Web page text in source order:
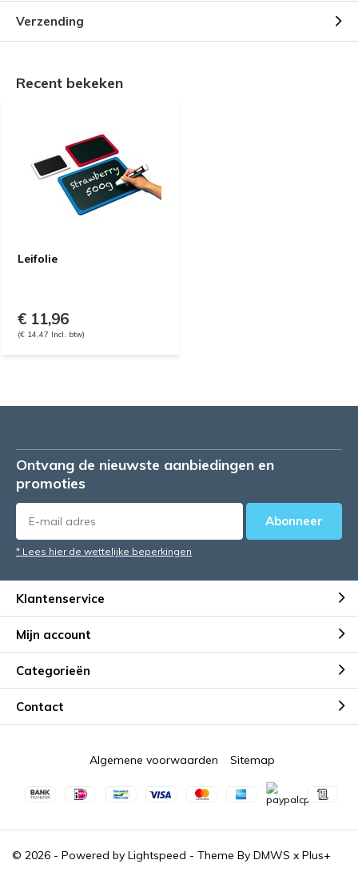
Verzending
Recent bekeken
Leifolie
€ 11,96
(€ 14,47 Incl. btw)
Ontvang de nieuwste aanbiedingen en
promoties
Abonneer
* Lees hier de wettelijke beperkingen
Klantenservice
Mijn account
Categorieën
Contact
© 2026 - Powered by Lightspeed - Theme By DMWS x Plus+
Algemene voorwaarden Sitemap